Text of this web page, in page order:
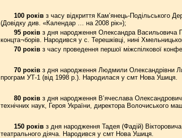
100 роківз часу відкриття Кам’янець-Подільського
(Довідку див. «Календар … на 2008 рік»);
95 роківз дня народження Олександра Васильовича
концта¬борів. Народився у с. Терешківці, нині
70 роківз часу проведення першої міжспілкової
70 роківз дня народження Людмили Олександрівни
програм УТ-1 (від 1998 р.). Народилася у смт Нова Ушиця.
80 роківз дня народження В’ячеслава
технічних наук, Героя України, директора Волочиського
150 роківз дня народження Тадея (Фадій) Вікторовича
театрального діяча. Народився у смт Нова Ушиця.